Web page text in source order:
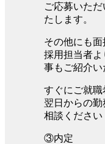
ご応募いた
たします。
その他にも面
採用担当者
事もご紹介い
すぐにご就職
翌日からの
相談ください
③内定